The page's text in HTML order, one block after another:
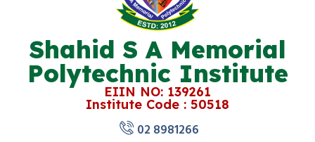
Shahid S A Memorial
Polytechnic Institute
EIIN NO: 139261
Institute Code : 50518
02 8981266